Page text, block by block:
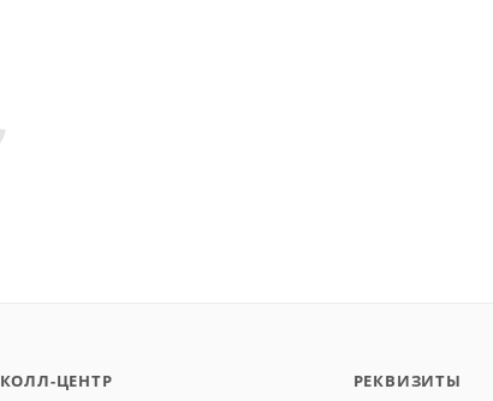
КОЛЛ-ЦЕНТР РЕКВИЗИТЫ